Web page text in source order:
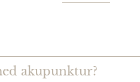
akupunktur?